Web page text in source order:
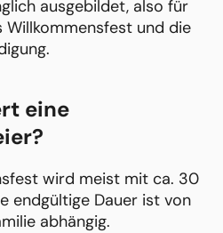
ausgebildet, also für
Willkommensfest und die
eine
wird meist mit ca. 30
endgültige Dauer ist von
abhängig.